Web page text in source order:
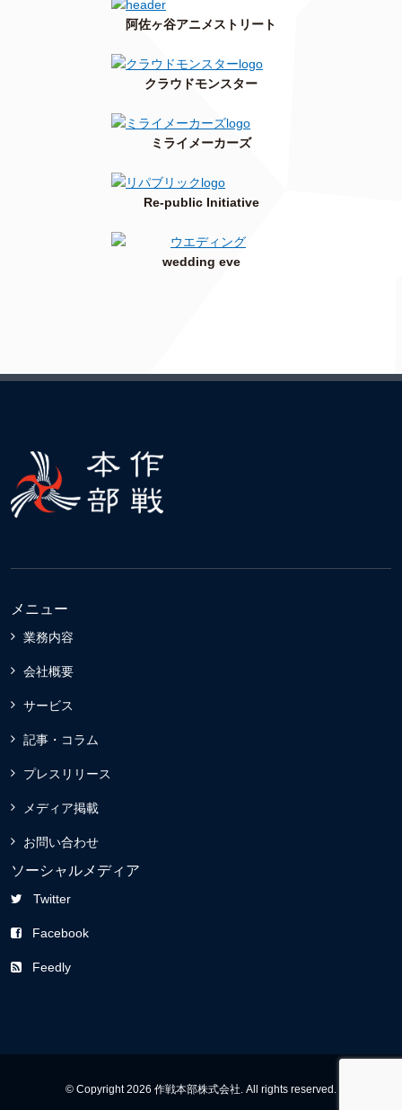
阿佐ヶ谷アニメストリート
クラウドモンスター
ミライメーカーズ
Re-public Initiative
wedding eve
メニュー
業務内容
会社概要
サービス
記事・コラム
プレスリリース
メディア掲載
お問い合わせ
ソーシャルメディア
Twitter
Facebook
Feedly
© Copyright 2026 作戦本部株式会社. All rights reserved.